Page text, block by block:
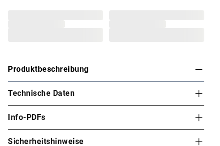
Produktbeschreibung
AKUBI Doppelschaukel "Felix" mit Klettergerüst
und Rutsche
Klettergerüst und Rutsche
Technische Daten
Info-PDFs
Sicherheitshinweise